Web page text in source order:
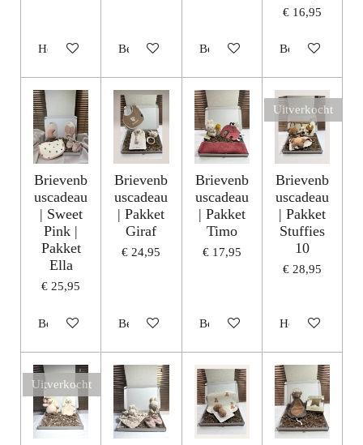
Houd mij op de hoogte
Bekijk details Bekijk details
€ 16,95
Bekijk details
Brievenb
uscadeau
| Sweet
Pink |
Pakket
Ella
€ 25,95
Bekijk details
Brievenb
uscadeau
| Pakket
Giraf
€ 24,95
Bekijk details
Brievenb
uscadeau
| Pakket
Timo
€ 17,95
Bekijk details
Uitverkocht
Brievenb
uscadeau
| Pakket
Stuffies
10
€ 28,95
Houd mij op de
Uitverkocht